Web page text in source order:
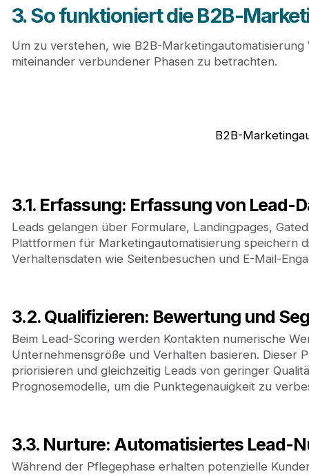
3. So funktioniert die B2B-
Um zu verstehen, wie B2B-
miteinander verbundener Phasen zu betrachten.
B2B-
3.1. Erfassung: Erfassung von Lead-
Leads gelangen über Formulare, Landingpages,
Plattformen für Marketingautomatisierung speichern
Verhaltensdaten wie Seitenbesuchen und E-Mail-
3.2. Qualifizieren: Bewertung und
Beim Lead-Scoring werden Kontakten numerische
Unternehmensgröße und Verhalten basieren. Dieser
priorisieren und gleichzeitig Leads von geringer
Prognosemodelle, um die Punktegenauigkeit zu
3.3. Nurture: Automatisiertes Lead-
Während der Pflegephase erhalten potenzielle